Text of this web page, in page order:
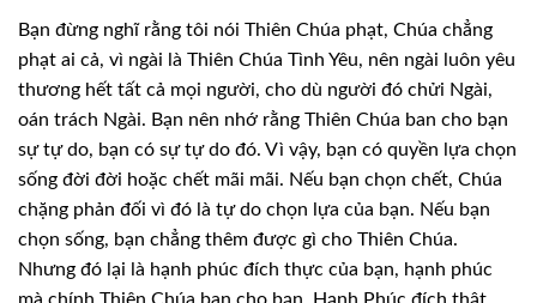
Bạn đừng nghĩrằng tôi nói Thiên Chúa phạt, Chúa chẳng
phạt ai cả, vì ngài là Thiên Chúa Tình Yêu, nên ngài luôn yêu
thương hết tất cả mọi người, cho dù người đó chửi Ngài,
oán trách Ngài. Bạn nên nhớ rằng Thiên Chúa ban cho bạn
sự tự do, bạn có sự tựdo đó. Vì vậy, bạn có quyền lựa chọn
sống đời đời hoặc chết mãi mãi. Nếu bạn chọn chết, Chúa
chặng phản đối vì đó là tự do chọn lựa của bạn. Nếu bạn
chọn sống, bạn chẳng thêm được gì cho Thiên Chúa.
Nhưng đó lại là hạnh phúc đích thực của bạn, hạnh phúc
mà chính Thiên Chúa ban cho bạn. Hạnh Phúc đích thật